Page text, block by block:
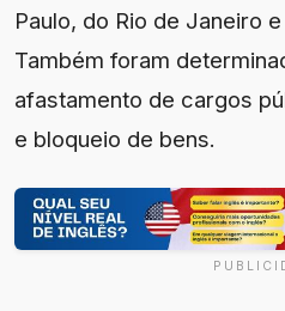
Paulo, do Rio de Janeiro
Também foram
afastamento de cargos
e bloqueio de bens.